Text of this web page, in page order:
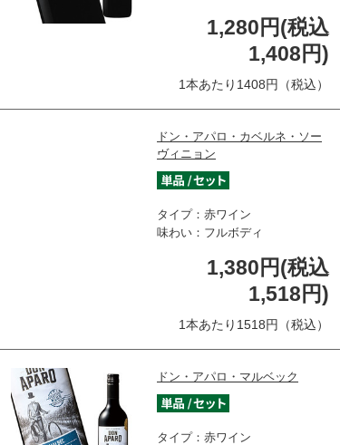
1,280円(税込
1,408円)
1本あたり1408円（税込）
ドン・アパロ・カベルネ・ソー
ヴィニョン
タイプ：赤ワイン
味わい：フルボディ
1,380円(税込
1,518円)
1本あたり1518円（税込）
ドン・アパロ・マルベック
タイプ：赤ワイン